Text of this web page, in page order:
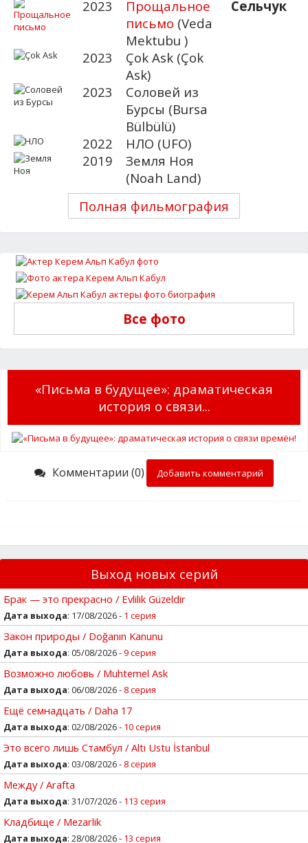
2023
Прощальное
письмо (Veda
Mektubu )
Сельчук
2023
Çok Ask (Çok
Ask)
2023
Соловей из
Бурсы (Bursa
Bülbülü)
2022
НЛО (UFO)
2019
Земля Ноя
(Noah Land)
Полная фильмография
Все фото
«Письма в будущее»: драматическая
история о связи...
Комментарии (0) Добавить комментарий
Выход новых серий
Брак — это прекрасно / Evlilik Güzeldir
Дата выхода: 17/08/2026 - 1 серия
Закон природы / Doğanın Kanunu
Дата выхода: 05/08/2026 -9 серия
Возможно любовь / Muhtemel Ask
Дата выхода: 06/08/2026 - 8 серия
Ещё семнадцать / Daha 17
Дата выхода: 02/08/2026 - 10 серия
Это всего лишь Стамбул / Altı Ustu İstanbul
Дата выхода: 03/08/2026 - 8 серия
Между / Arafta
Дата выхода: 31/07/2026 - 113 серия
Кладбище / Mezarlik
Дата выхода: 28/08/2026 - 13 серия